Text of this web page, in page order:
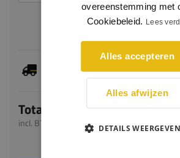
Dit artikel is voorradig, de
bedraagt 1-3 werkdagen
Totaal
incl. BTW
overeenstemming met
Cookiebeleid. Lees
Alles accepteren
Alles afwijzen
DETAILS WEERGEVEN